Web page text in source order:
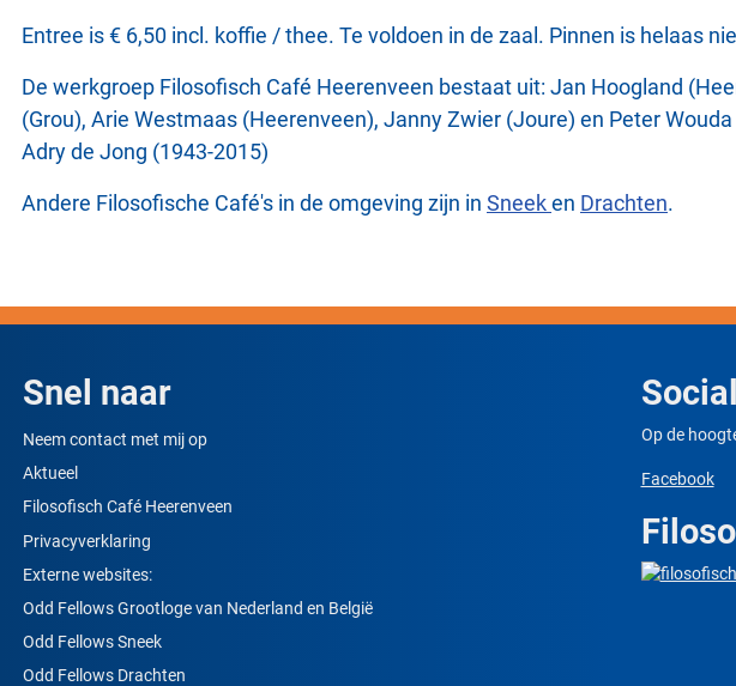
Entree is € 6,50 incl. koffie / thee. Te voldoen in de zaal. Pinnen is helaas
De werkgroep Filosofisch Café Heerenveen bestaat uit: Jan Hoogland
(Grou), Arie Westmaas (Heerenveen), Janny Zwier (Joure) en Peter
Adry de Jong (1943-2015)
Andere Filosofische Café's in de omgeving zijn in Sneeken Drachten.
Snel naar
Neem contact met mij op
Aktueel
Filosofisch Café Heerenveen
Privacyverklaring
Externe websites:
Odd Fellows Grootloge van Nederland en België
Odd Fellows Sneek
Odd Fellows Drachten
Op de
Facebook